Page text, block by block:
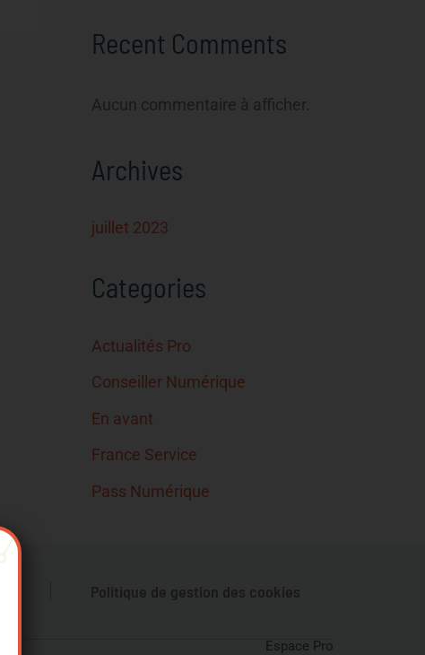
Recent Comments
Aucun commentaire à afficher.
Archives
juillet 2023
Categories
Actualités Pro
Conseiller Numérique
En avant
France Service
Pass Numérique
Espace Pro